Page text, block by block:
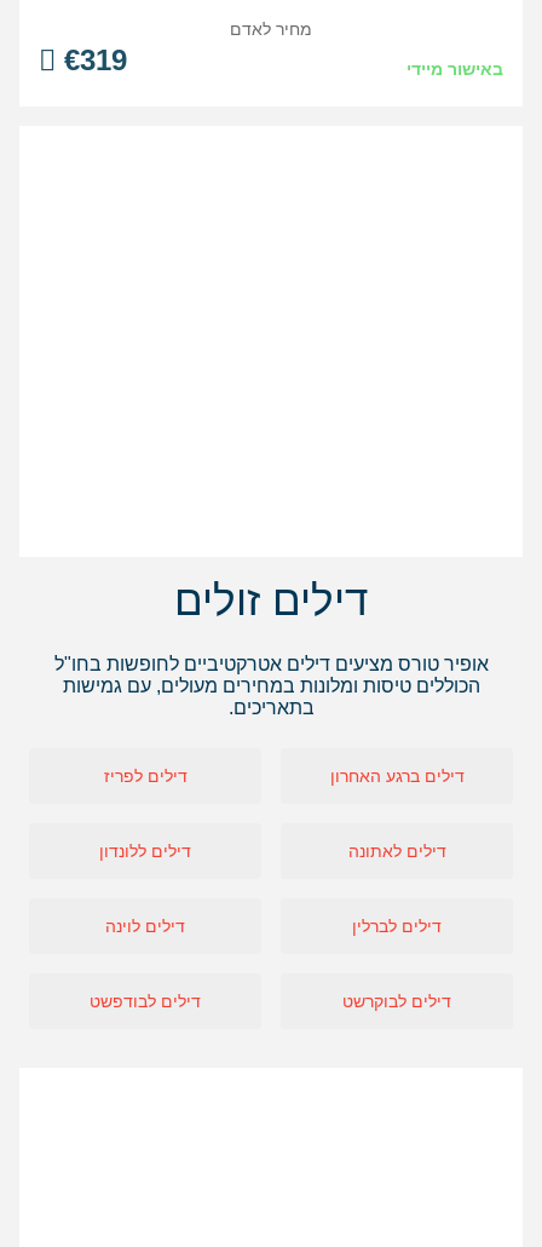
באישור מיידי €319
מחיר לאדם
דילים זולים
אופיר טורס מציעים דילים אטרקטיביים לחופשות בחו"ל
הכוללים טיסות ומלונות במחירים מעולים, עם גמישות
בתאריכים.
דילים ברגע האחרון דילים לפריז
דילים לאתונה דילים ללונדון
דילים לברלין דילים לוינה
דילים לבוקרשט דילים לבודפשט